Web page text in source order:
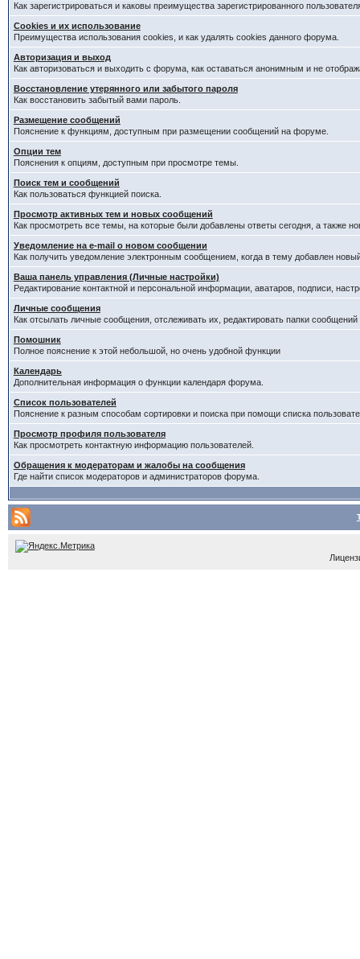
Как зарегистрироваться и каковы преимущества зарегистрированного
Cookies и их использование
Преимущества использования cookies, и как удалять cookies данного форума.
Авторизация и выход
Как авторизоваться и выходить с форума, как оставаться анонимным и не
Восстановление утерянного или забытого пароля
Как восстановить забытый вами пароль.
Размещение сообщений
Пояснение к функциям, доступным при размещении сообщений на форуме.
Опции тем
Пояснения к опциям, доступным при просмотре темы.
Поиск тем и сообщений
Как пользоваться функцией поиска.
Просмотр активных тем и новых сообщений
Как просмотреть все темы, на которые были добавлены ответы сегодня, а также
Уведомление на е-mail о новом сообщении
Как получить уведомление электронным сообщением, когда в тему добавлен
Ваша панель управления (Личные настройки)
Редактирование контактной и персональной информации, аватаров, подписи,
Личные сообщения
Как отсылать личные сообщения, отслеживать их, редактировать папки
Помошник
Полное пояснение к этой небольшой, но очень удобной функции
Календарь
Дополнительная информация о функции календаря форума.
Список пользователей
Пояснение к разным способам сортировки и поиска при помощи списка
Просмотр профиля пользователя
Как просмотреть контактную информацию пользователей.
Обращения к модераторам и жалобы на сообщения
Где найти список модераторов и администраторов форума.